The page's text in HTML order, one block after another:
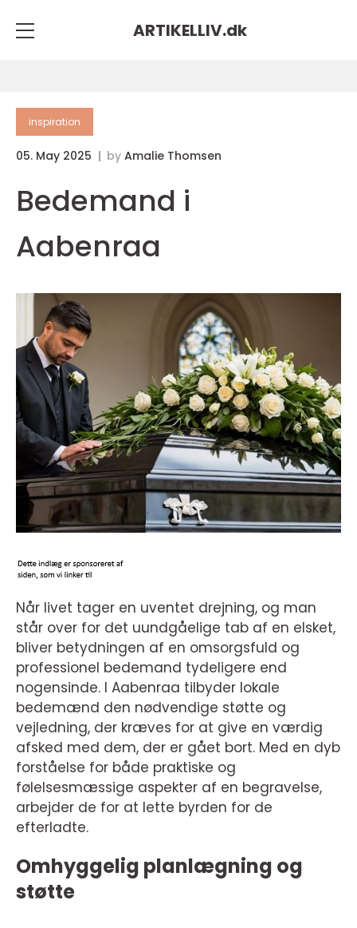
ARTIKELLIV.dk
inspiration
05. May 2025 by Amalie Thomsen
Bedemand i
Aabenraa
Når livet tager en uventet drejning, og man
står over for det uundgåelige tab af en elsket,
bliver betydningen af en omsorgsfuld og
professionel bedemand tydeligere end
nogensinde. I Aabenraa tilbyder lokale
bedemænd den nødvendige støtte og
vejledning, der kræves for at give en værdig
afsked med dem, der er gået bort. Med en dyb
forståelse for både praktiske og
følelsesmæssige aspekter af en begravelse,
arbejder de for at lette byrden for de
efterladte.
Omhyggelig planlægning og
støtte